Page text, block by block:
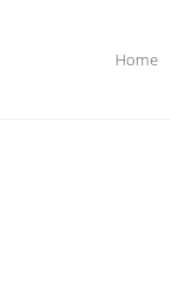
Home